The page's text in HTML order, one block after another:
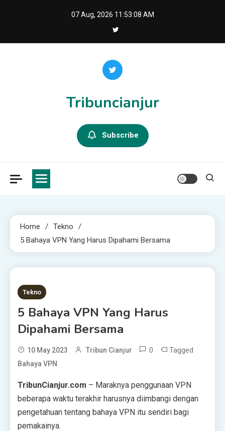
07 Aug, 2026 11:53:08 AM
Tribuncianjur
Subscribe
Home
Tekno
5 Bahaya VPN Yang Harus Dipahami Bersama
2 MINS READ
Tekno
5 Bahaya VPN Yang Harus
Dipahami Bersama
10 May 2023 Tribun Cianjur 0 Tagged
Bahaya VPN
TribunCianjur.com – Maraknya penggunaan VPN
beberapa waktu terakhir harusnya diimbangi dengan
pengetahuan tentang bahaya VPN itu sendiri bagi
pemakainya.